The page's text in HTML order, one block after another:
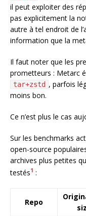
il peut exploiter des
pas explicitement la
autre à tel endroit de
information que la
Il faut noter que les
prometteurs : Metarc
tar+zstd , parfois
moins bon.
Ce n’est plus le cas
Sur les benchmarks
open-source
archives plus petites
testés1 :
Repo